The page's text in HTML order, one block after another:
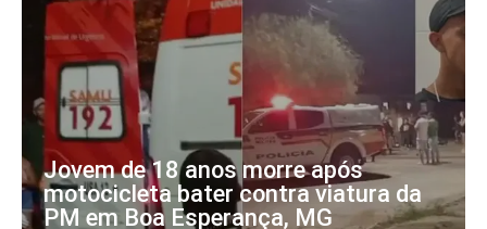
Jovem de 18 anos morre após
motocicleta bater contra viatura da
PM em Boa Esperança, MG